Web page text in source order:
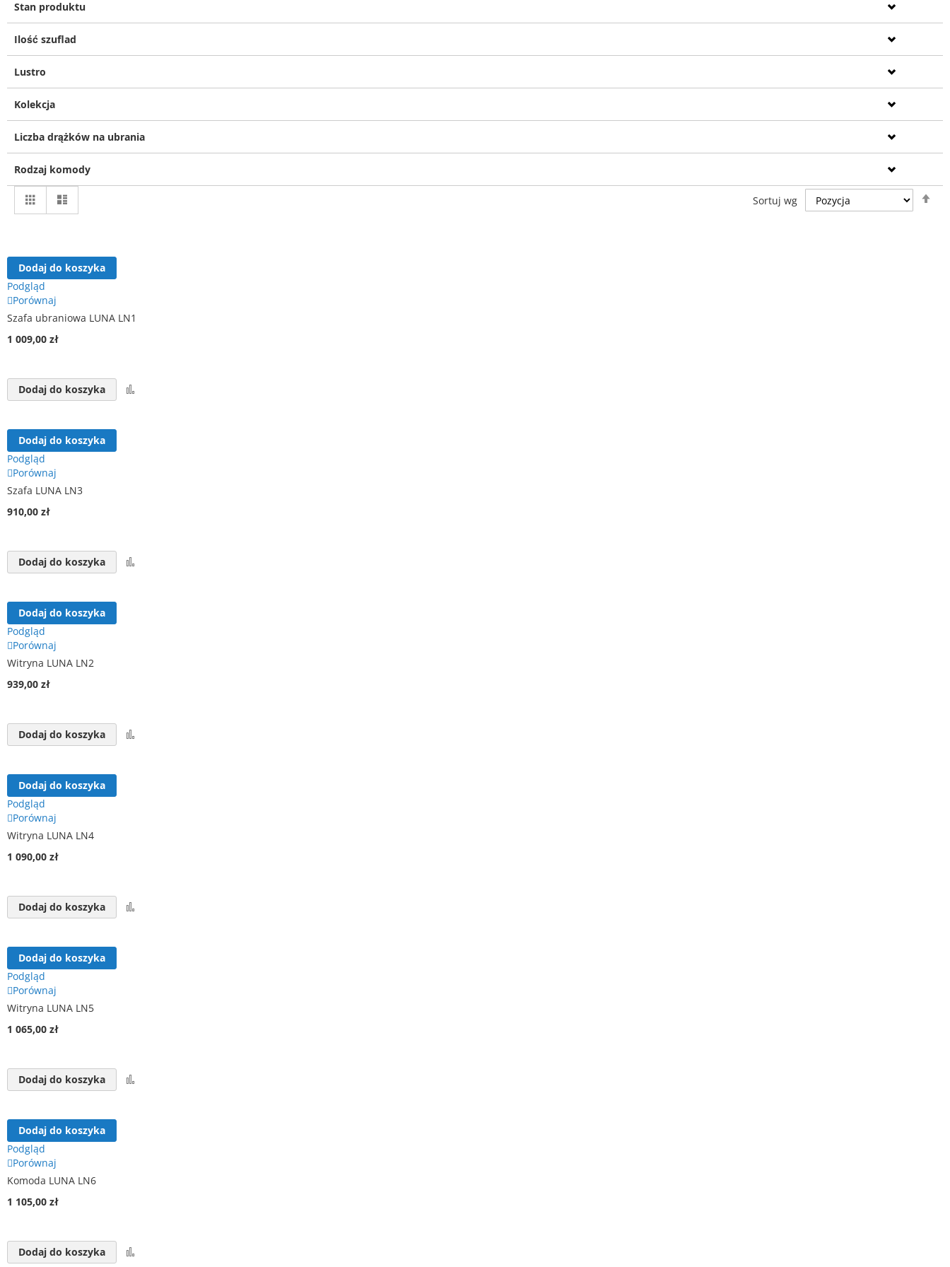
Stan produktu
Ilość szuflad
Lustro
Kolekcja
Liczba drążków na ubrania
Rodzaj komody
Zobacz
jako
Siatka Sortuj wg
Dodaj do koszyka
Podgląd
Porównaj
Szafa ubraniowa LUNA LN1
1 009,00 zł
Dodaj do koszyka
Dodaj do koszyka
Podgląd
Porównaj
Szafa LUNA LN3
910,00 zł
Dodaj do koszyka
Dodaj do koszyka
Podgląd
Porównaj
Witryna LUNA LN2
939,00 zł
Dodaj do koszyka
Dodaj do koszyka
Podgląd
Porównaj
Witryna LUNA LN4
1 090,00 zł
Dodaj do koszyka
Dodaj do koszyka
Podgląd
Porównaj
Witryna LUNA LN5
1 065,00 zł
Dodaj do koszyka
Dodaj do koszyka
Podgląd
Porównaj
Komoda LUNA LN6
1 105,00 zł
Dodaj do koszyka